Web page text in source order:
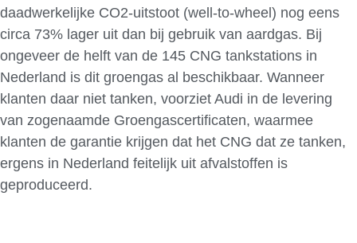
daadwerkelijke CO2-uitstoot (well-to-wheel) nog eens
circa 73% lager uit dan bij gebruik van aardgas. Bij
ongeveer de helft van de 145 CNG tankstations in
Nederland is dit groengas al beschikbaar. Wanneer
klanten daar niet tanken, voorziet Audi in de levering
van zogenaamde Groengascertificaten, waarmee
klanten de garantie krijgen dat het CNG dat ze tanken,
ergens in Nederland feitelijk uit afvalstoffen is
geproduceerd.